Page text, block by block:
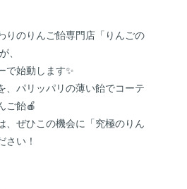
りのりんご飴専門店「りんごの
、
で始動します✨
、パリッパリの薄い飴でコーテ
ご飴🍎
、ぜひこの機会に「究極のりん
さい！